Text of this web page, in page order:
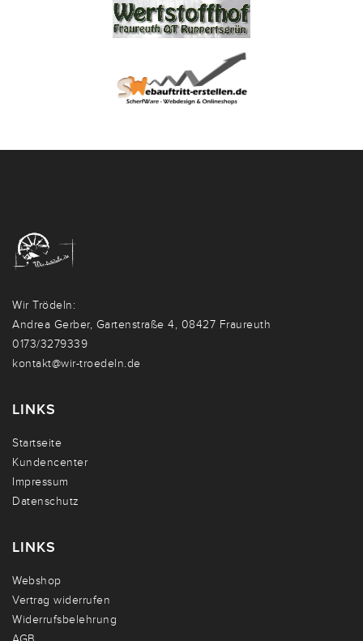
Wir Trödeln:
Andrea Gerber, Gartenstraße 4, 08427 Fraureuth
0173/3279339
kontakt@wir-troedeln.de
LINKS
Startseite
Kundencenter
Impressum
Datenschutz
LINKS
Webshop
Vertrag widerrufen
Widerrufsbelehrung